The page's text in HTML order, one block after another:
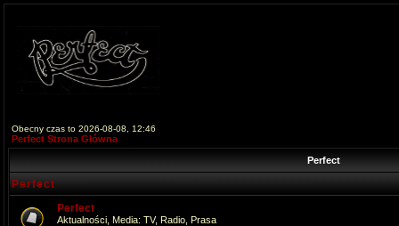
Obecny czas to 2026-08-08, 12:46
Perfect Strona Główna
Perfect
Perfect
Perfect
Aktualności, Media: TV, Radio, Prasa